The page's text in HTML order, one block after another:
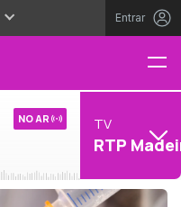
Entrar
NO AR TV
RTP